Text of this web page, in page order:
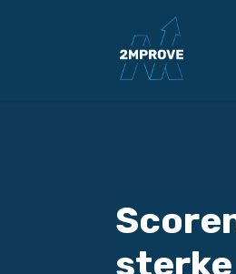
sterke